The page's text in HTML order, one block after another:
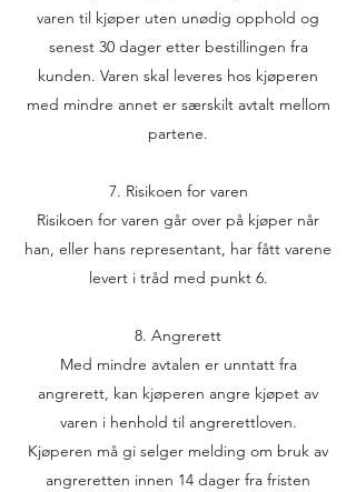
varen til kjøper uten unødig opphold og
senest 30 dager etter bestillingen fra
kunden. Varen skal leveres hos kjøperen
med mindre annet er særskilt avtalt mellom
partene.
7. Risikoen for varen
Risikoen for varen går over på kjøper når
han, eller hans representant, har fått varene
levert i tråd med punkt 6.
8. Angrerett
Med mindre avtalen er unntatt fra
angrerett, kan kjøperen angre kjøpet av
varen i henhold til angrerettloven.
Kjøperen må gi selger melding om bruk av
angreretten innen 14 dager fra fristen